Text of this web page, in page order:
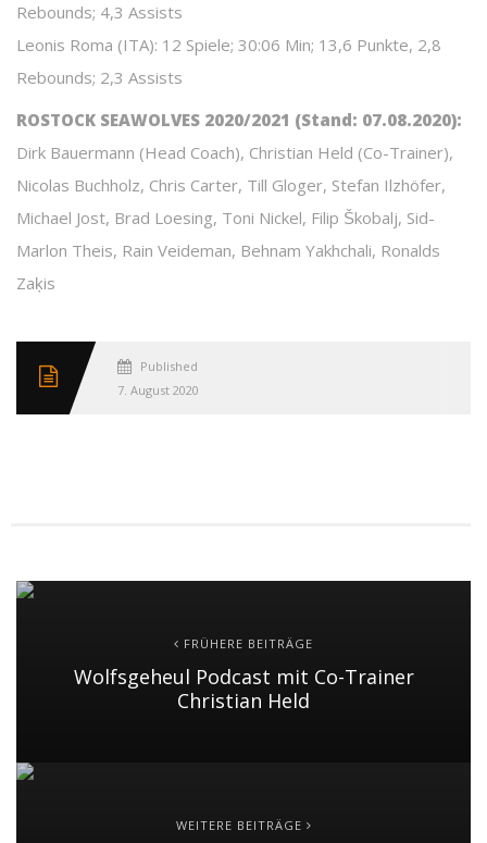
Rebounds; 4,3 Assists
Leonis Roma (ITA): 12 Spiele; 30:06 Min; 13,6 Punkte, 2,8
Rebounds; 2,3 Assists
ROSTOCK SEAWOLVES 2020/2021 (Stand: 07.08.2020):
Dirk Bauermann (Head Coach), Christian Held (Co-Trainer),
Nicolas Buchholz, Chris Carter, Till Gloger, Stefan Ilzhöfer,
Michael Jost, Brad Loesing, Toni Nickel, Filip Škobalj, Sid-
Marlon Theis, Rain Veideman, Behnam Yakhchali, Ronalds
Zaķis
Published
7. August 2020
FRÜHERE BEITRÄGE
Wolfsgeheul Podcast mit Co-Trainer
Christian Held
WEITERE BEITRÄGE